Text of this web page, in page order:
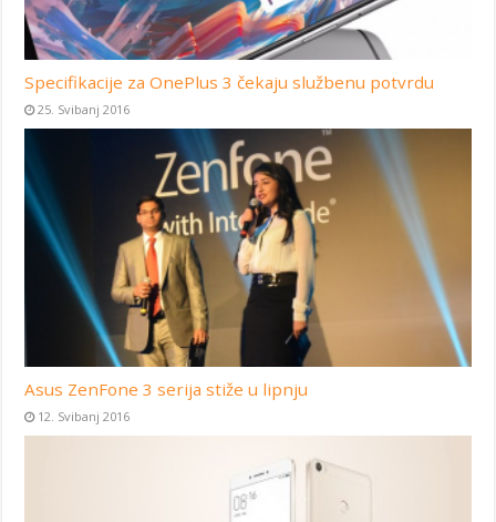
Specifikacije za OnePlus 3 čekaju službenu potvrdu
25. Svibanj 2016
Asus ZenFone 3 serija stiže u lipnju
12. Svibanj 2016